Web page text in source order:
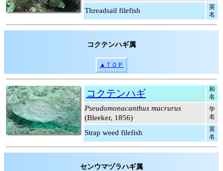
Threadsail filefish
英
名
コクテンハギ属
▲ＴＯＰ
コクテンハギ
和
名
Pseudomonacanthus macrurus
(Bleeker, 1856)
学
名
Strap weed filefish
英
名
センウマヅラハギ属